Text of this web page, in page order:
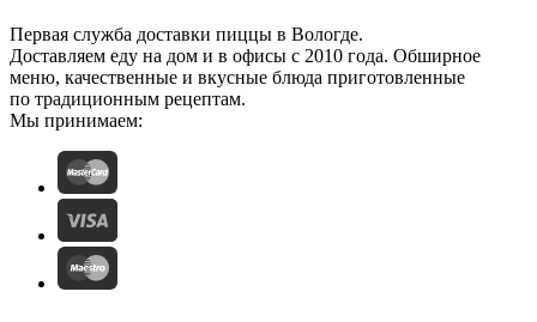
Первая служба доставки пиццы в Вологде.
Доставляем еду на дом и в офисы с 2010 года. Обширное
меню, качественные и вкусные блюда приготовленные
по традиционным рецептам.
Мы принимаем: